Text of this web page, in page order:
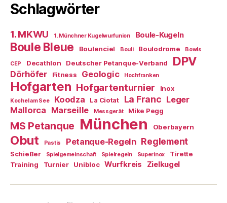
Schlagwörter
1. MKWU 1. Münchner Kugelwurfunion Boule-Kugeln
Boule Bleue Boulenciel Bouli Boulodrome Bowls
CEP Decathlon Deutscher Petanque-Verband DPV
Dörhöfer Fitness Geologic Hochfranken
Hofgarten Hofgartenturnier Inox
Kochel am See Koodza La Ciotat La Franc Leger
Mallorca Marseille Messgerät Mike Pegg
MS Petanque München Oberbayern
Obut Pastis Petanque-Regeln Reglement
Schießer Spielgemeinschaft Spielregeln Superinox
Tirette
Training
Turnier Unibloc Wurfkreis Zielkugel